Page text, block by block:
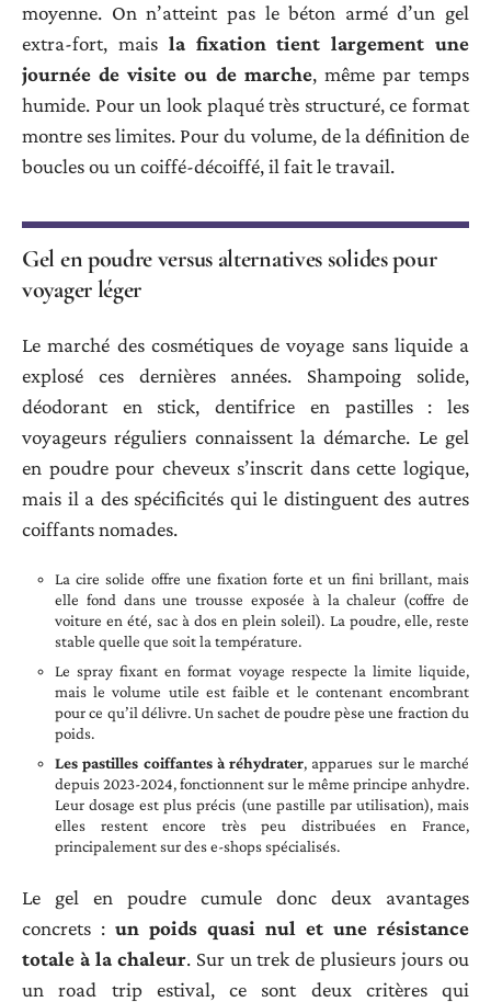
moyenne. On n’atteint pas le béton armé d’un gel
extra-fort, mais la fixation tient largement une
journée de visite ou de marche, même par temps
humide. Pour un look plaqué très structuré, ce format
montre ses limites. Pour du volume, de la définition de
boucles ou un coiffé-décoiffé, il fait le travail.
Gel en poudre versus alternatives solides pour
voyager léger
Le marché des cosmétiques de voyage sans liquide a
explosé ces dernières années. Shampoing solide,
déodorant en stick, dentifrice en pastilles : les
voyageurs réguliers connaissent la démarche. Le gel
en poudre pour cheveux s’inscrit dans cette logique,
mais il a des spécificités qui le distinguent des autres
coiffants nomades.
La cire solide offre une fixation forte et un fini brillant, mais
elle fond dans une trousse exposée à la chaleur (coffre de
voiture en été, sac à dos en plein soleil). La poudre, elle, reste
stable quelle que soit la température.
Le spray fixant en format voyage respecte la limite liquide,
mais le volume utile est faible et le contenant encombrant
pour ce qu’il délivre. Un sachet de poudre pèse une fraction du
poids.
Les pastilles coiffantes à réhydrater, apparues sur le marché
depuis 2023-2024, fonctionnent sur le même principe anhydre.
Leur dosage est plus précis (une pastille par utilisation), mais
elles restent encore très peu distribuées en France,
principalement sur des e-shops spécialisés.
Le gel en poudre cumule donc deux avantages
concrets : un poids quasi nul et une résistance
totale à la chaleur. Sur un trek de plusieurs jours ou
un road trip estival, ce sont deux critères qui